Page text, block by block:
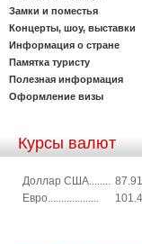
Замки и поместья
Концерты, шоу, выставки
Информация о стране
Памятка туристу
Полезная информация
Оформление визы
Курсы валют
Доллар США........
Евро...................